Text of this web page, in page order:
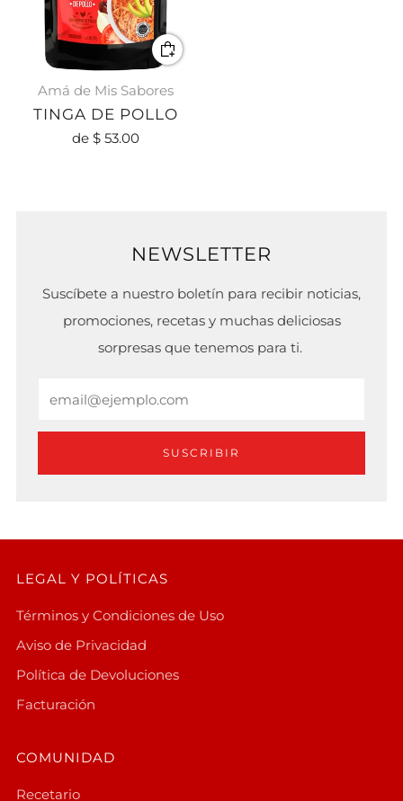
Amá de Mis Sabores
TINGA DE POLLO
de $ 53.00
NEWSLETTER
Suscíbete a nuestro boletín para recibir noticias,
promociones, recetas y muchas deliciosas
sorpresas que tenemos para ti.
SUSCRIBIR
LEGAL Y POLÍTICAS
Términos y Condiciones de Uso
Aviso de Privacidad
Política de Devoluciones
Facturación
COMUNIDAD
Recetario